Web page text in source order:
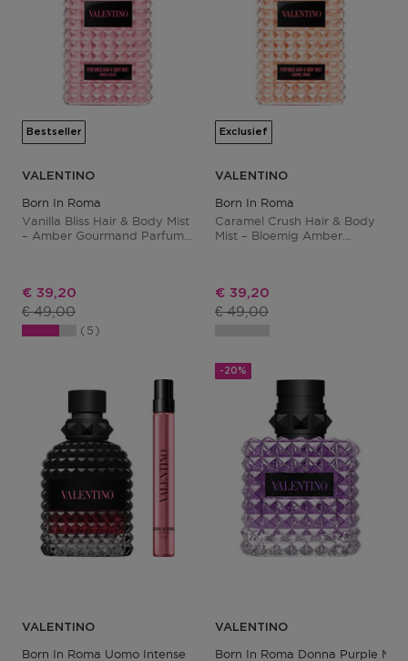
Bestseller
VALENTINO
Born In Roma
Vanilla Bliss Hair & Body Mist
– Amber Gourmand Parfum
Kortingsprijs
€ 39,20
Productprijs
€ 49,00
5
Exclusief
VALENTINO
Born In Roma
Caramel Crush Hair & Body
Mist – Bloemig Amber
Kortingsprijs
€ 39,20
Productprijs
€ 49,00
VALENTINO
Born In Roma Uomo Intense
-20%
VALENTINO
Born In Roma Donna Purple